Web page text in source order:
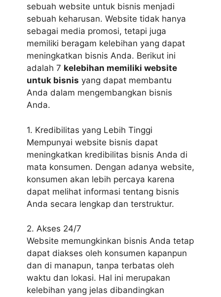
sebuah website untuk bisnis menjadi
sebuah keharusan. Website tidak hanya
sebagai media promosi, tetapi juga
memiliki beragam kelebihan yang dapat
meningkatkan bisnis Anda. Berikut ini
adalah 7 kelebihan memiliki website
untuk bisnis yang dapat membantu
Anda dalam mengembangkan bisnis
Anda.
1. Kredibilitas yang Lebih Tinggi
Mempunyai website bisnis dapat
meningkatkan kredibilitas bisnis Anda di
mata konsumen. Dengan adanya website,
konsumen akan lebih percaya karena
dapat melihat informasi tentang bisnis
Anda secara lengkap dan terstruktur.
2. Akses 24/7
Website memungkinkan bisnis Anda tetap
dapat diakses oleh konsumen kapanpun
dan di manapun, tanpa terbatas oleh
waktu dan lokasi. Hal ini merupakan
kelebihan yang jelas dibandingkan